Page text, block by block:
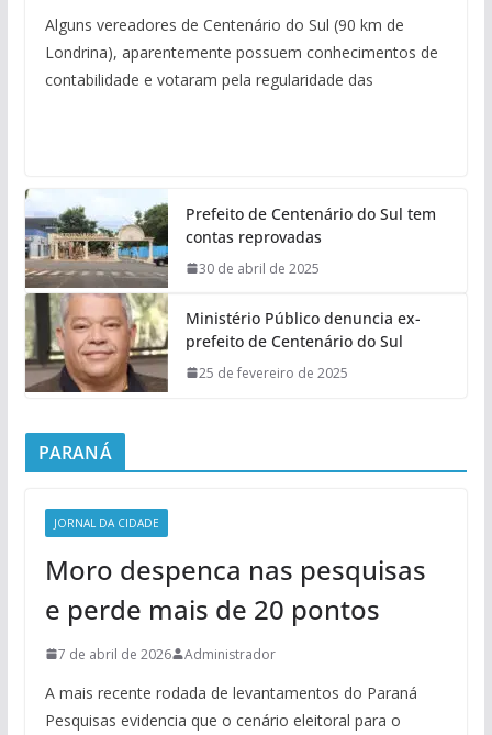
Alguns vereadores de Centenário do Sul (90 km de
Londrina), aparentemente possuem conhecimentos de
contabilidade e votaram pela regularidade das
Prefeito de Centenário do Sul tem
contas reprovadas
30 de abril de 2025
Ministério Público denuncia ex-
prefeito de Centenário do Sul
25 de fevereiro de 2025
PARANÁ
JORNAL DA CIDADE
Moro despenca nas pesquisas
e perde mais de 20 pontos
7 de abril de 2026 Administrador
A mais recente rodada de levantamentos do Paraná
Pesquisas evidencia que o cenário eleitoral para o